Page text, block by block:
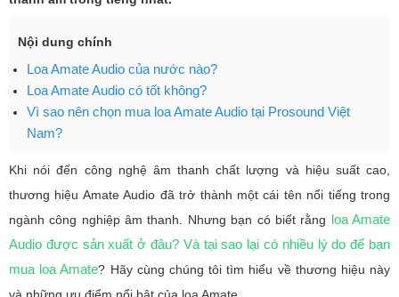
Nội dung chính
Loa Amate Audio của nước nào?
Loa Amate Audio có tốt không?
Vì sao nên chọn mua loa Amate Audio tại Prosound Việt
Nam?
Khi nói đến công nghệ âm thanh chất lượng và hiệu suất cao,
thương hiệu Amate Audio đã trở thành một cái tên nổi tiếng trong
ngành công nghiệp âm thanh. Nhưng bạn có biết rằng loa Amate
Audio được sản xuất ở đâu? Và tại sao lại có nhiều lý do để bạn
mua loa Amate? Hãy cùng chúng tôi tìm hiểu về thương hiệu này